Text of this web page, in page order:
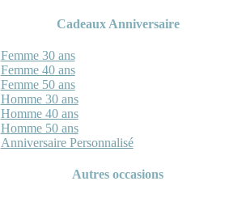
Cadeaux Anniversaire
Femme 30 ans
Femme 40 ans
Femme 50 ans
Homme 30 ans
Homme 40 ans
Homme 50 ans
Anniversaire Personnalisé
Autres occasions